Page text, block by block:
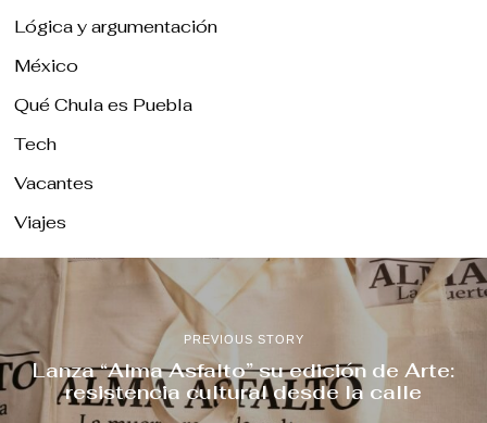
Lógica y argumentación
México
Qué Chula es Puebla
Tech
Vacantes
Viajes
PREVIOUS STORY
Lanza “Alma Asfalto” su edición de Arte:
resistencia cultural desde la calle